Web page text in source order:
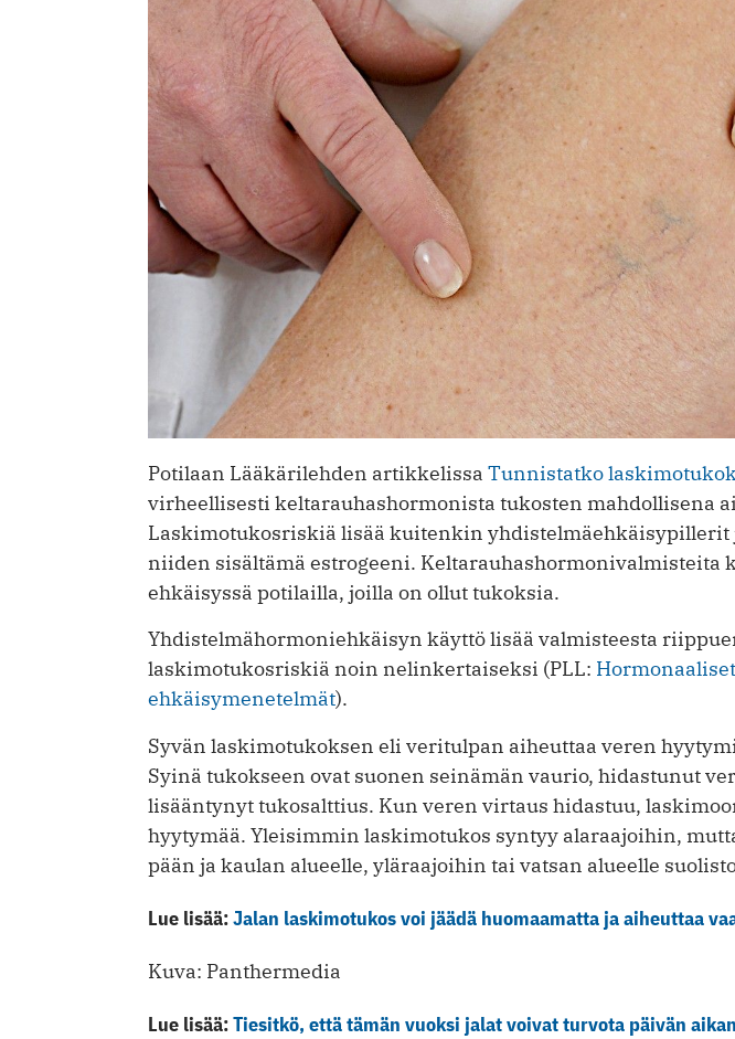
Potilaan Lääkärilehden artikkelissa Tunnistatko
virheellisesti keltarauhashormonista tukosten mahdollisena
Laskimotukosriskiä lisää kuitenkin yhdistelmäehkäisypillerit
niiden sisältämä estrogeeni. Keltarauhashormonivalmisteita
ehkäisyssä potilailla, joilla on ollut tukoksia.
Yhdistelmähormoniehkäisyn käyttö lisää valmisteesta
laskimotukosriskiä noin nelinkertaiseksi (PLL: Hormonaaliset
ehkäisymenetelmät).
Syvän laskimotukoksen eli veritulpan aiheuttaa veren
Syinä tukokseen ovat suonen seinämän vaurio, hidastunut
lisääntynyt tukosalttius. Kun veren virtaus hidastuu,
hyytymää. Yleisimmin laskimotukos syntyy alaraajoihin,
pään ja kaulan alueelle, yläraajoihin tai vatsan alueelle
Lue lisää:Jalan laskimotukos voi jäädä huomaamatta ja aiheuttaa
Kuva: Panthermedia
Lue lisää:Tiesitkö, että tämän vuoksi jalat voivat turvota päivän